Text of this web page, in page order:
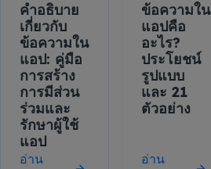
คำอธิบาย
เกี่ยวกับ
ข้อความใน
แอป: คู่มือ
การสร้าง
การมีส่วน
ร่วมและ
รักษาผู้ใช้
แอป
อ่าน
ข้อความใน
แอปคือ
อะไร?
ประโยชน์
รูปแบบ
และ 21
ตัวอย่าง
อ่าน